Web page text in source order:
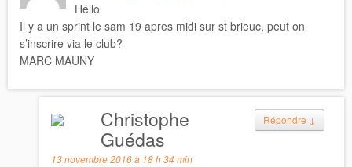
Hello
Il y a un sprint le sam 19 apres midi sur st brieuc, peut on
s’inscrire via le club?
MARC MAUNY
Répondre ↓
Christophe
Guédas
13 novembre 2016 à 18 h 34 min